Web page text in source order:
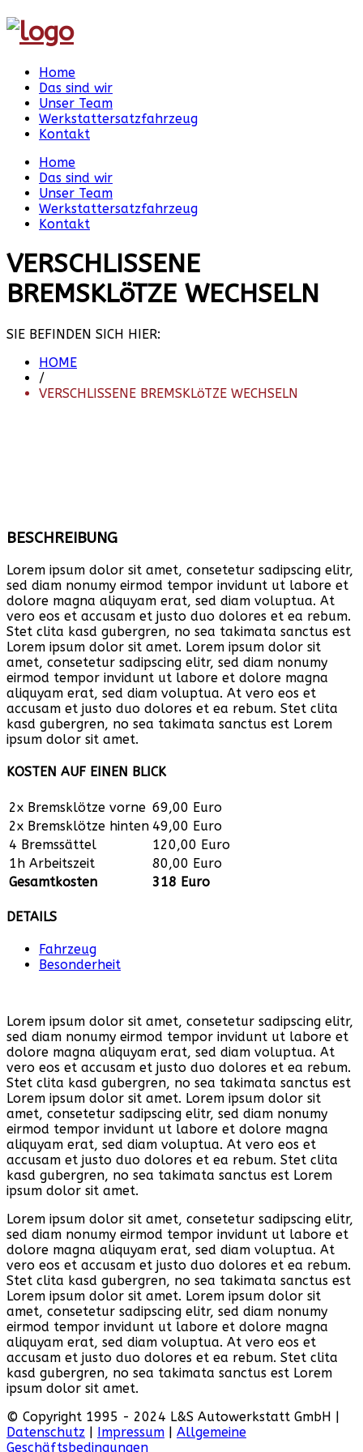
Home
Das sind wir
Unser Team
Werkstattersatzfahrzeug
Kontakt
Home
Das sind wir
Unser Team
Werkstattersatzfahrzeug
Kontakt
VERSCHLISSENE
BREMSKLöTZE WECHSELN
SIE BEFINDEN SICH HIER:
HOME
/
VERSCHLISSENE BREMSKLöTZE WECHSELN
BESCHREIBUNG
Lorem ipsum dolor sit amet, consetetur sadipscing elitr,
sed diam nonumy eirmod tempor invidunt ut labore et
dolore magna aliquyam erat, sed diam voluptua. At
vero eos et accusam et justo duo dolores et ea rebum.
Stet clita kasd gubergren, no sea takimata sanctus est
Lorem ipsum dolor sit amet. Lorem ipsum dolor sit
amet, consetetur sadipscing elitr, sed diam nonumy
eirmod tempor invidunt ut labore et dolore magna
aliquyam erat, sed diam voluptua. At vero eos et
accusam et justo duo dolores et ea rebum. Stet clita
kasd gubergren, no sea takimata sanctus est Lorem
ipsum dolor sit amet.
KOSTEN AUF EINEN BLICK
2x Bremsklötze vorne 69,00 Euro
2x Bremsklötze hinten 49,00 Euro
4 Bremssättel
120,00 Euro
1h Arbeitszeit
80,00 Euro
Gesamtkosten
318 Euro
DETAILS
Fahrzeug
Besonderheit
Lorem ipsum dolor sit amet, consetetur sadipscing elitr,
sed diam nonumy eirmod tempor invidunt ut labore et
dolore magna aliquyam erat, sed diam voluptua. At
vero eos et accusam et justo duo dolores et ea rebum.
Stet clita kasd gubergren, no sea takimata sanctus est
Lorem ipsum dolor sit amet. Lorem ipsum dolor sit
amet, consetetur sadipscing elitr, sed diam nonumy
eirmod tempor invidunt ut labore et dolore magna
aliquyam erat, sed diam voluptua. At vero eos et
accusam et justo duo dolores et ea rebum. Stet clita
kasd gubergren, no sea takimata sanctus est Lorem
ipsum dolor sit amet.
Lorem ipsum dolor sit amet, consetetur sadipscing elitr,
sed diam nonumy eirmod tempor invidunt ut labore et
dolore magna aliquyam erat, sed diam voluptua. At
vero eos et accusam et justo duo dolores et ea rebum.
Stet clita kasd gubergren, no sea takimata sanctus est
Lorem ipsum dolor sit amet. Lorem ipsum dolor sit
amet, consetetur sadipscing elitr, sed diam nonumy
eirmod tempor invidunt ut labore et dolore magna
aliquyam erat, sed diam voluptua. At vero eos et
accusam et justo duo dolores et ea rebum. Stet clita
kasd gubergren, no sea takimata sanctus est Lorem
ipsum dolor sit amet.
© Copyright 1995 - 2024 L&S Autowerkstatt GmbH |
Datenschutz
Impressum
Allgemeine
Geschäftsbedingungen